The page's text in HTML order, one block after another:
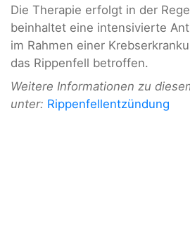
Die Therapie erfolgt in der
beinhaltet eine intensivierte
im Rahmen einer
das Rippenfell betroffen.
Weitere Informationen zu
unter: Rippenfellentzündung